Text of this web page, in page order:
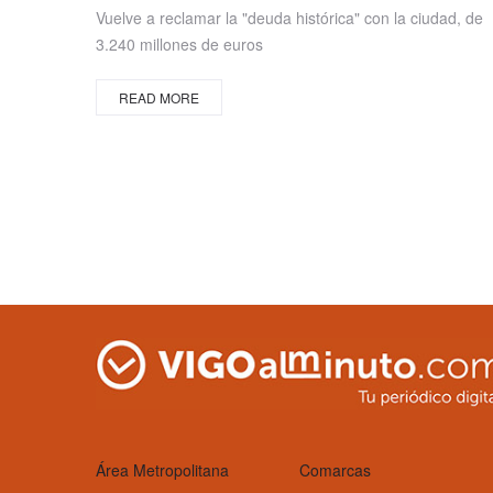
Vuelve a reclamar la "deuda histórica" con la ciudad, de
3.240 millones de euros
READ MORE
Área Metropolitana
Comarcas